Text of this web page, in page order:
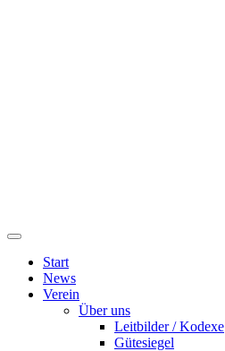
Start
News
Verein
Über uns
Leitbilder / Kodexe
Gütesiegel